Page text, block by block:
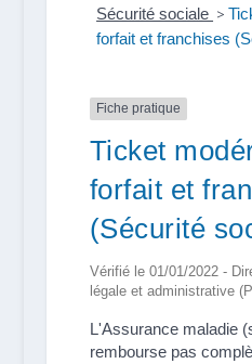
Sécurité sociale >
forfait et franchises
Fiche pratique
Ticket
forfait et
(Sécurité
Vérifié le 01/01/2022 -
légale et administrative
L'Assurance maladie
rembourse pas